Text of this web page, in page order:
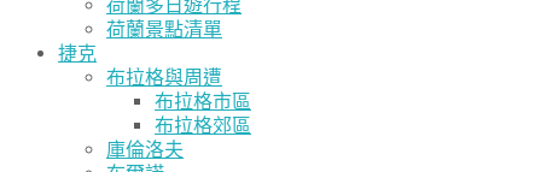
荷蘭多日遊行程
荷蘭景點清單
捷克
布拉格與周遭
布拉格市區
布拉格郊區
庫倫洛夫